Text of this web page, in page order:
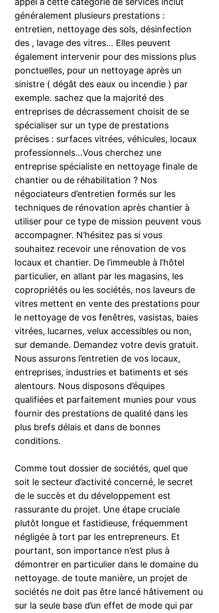
généralement plusieurs prestations :
entretien, nettoyage des sols, désinfection
des , lavage des vitres… Elles peuvent
également intervenir pour des missions plus
ponctuelles, pour un nettoyage après un
sinistre ( dégât des eaux ou incendie ) par
exemple. sachez que la majorité des
entreprises de décrassement choisit de se
spécialiser sur un type de prestations
précises : surfaces vitrées, véhicules, locaux
professionnels…Vous cherchez une
entreprise spécialiste en nettoyage finale de
chantier ou de réhabilitation ? Nos
négociateurs d’entretien formés sur les
techniques de rénovation après chantier à
utiliser pour ce type de mission peuvent vous
accompagner. N’hésitez pas si vous
souhaitez recevoir une rénovation de vos
locaux et chantier. De l’immeuble à l’hôtel
particulier, en allant par les magasins, les
copropriétés ou les sociétés, nos laveurs de
vitres mettent en vente des prestations pour
le nettoyage de vos fenêtres, vasistas, baies
vitrées, lucarnes, velux accessibles ou non,
sur demande. Demandez votre devis gratuit.
Nous assurons l’entretien de vos locaux,
entreprises, industries et batiments et ses
alentours. Nous disposons d’équipes
qualifiées et parfaitement munies pour vous
fournir des prestations de qualité dans les
plus brefs délais et dans de bonnes
conditions.
Comme tout dossier de sociétés, quel que
soit le secteur d’activité concerné, le secret
de le succès et du développement est
rassurante du projet. Une étape cruciale
plutôt longue et fastidieuse, fréquemment
négligée à tort par les entrepreneurs. Et
pourtant, son importance n’est plus à
démontrer en particulier dans le domaine du
nettoyage. de toute manière, un projet de
sociétés ne doit pas être lancé hâtivement ou
sur la seule base d’un effet de mode qui par